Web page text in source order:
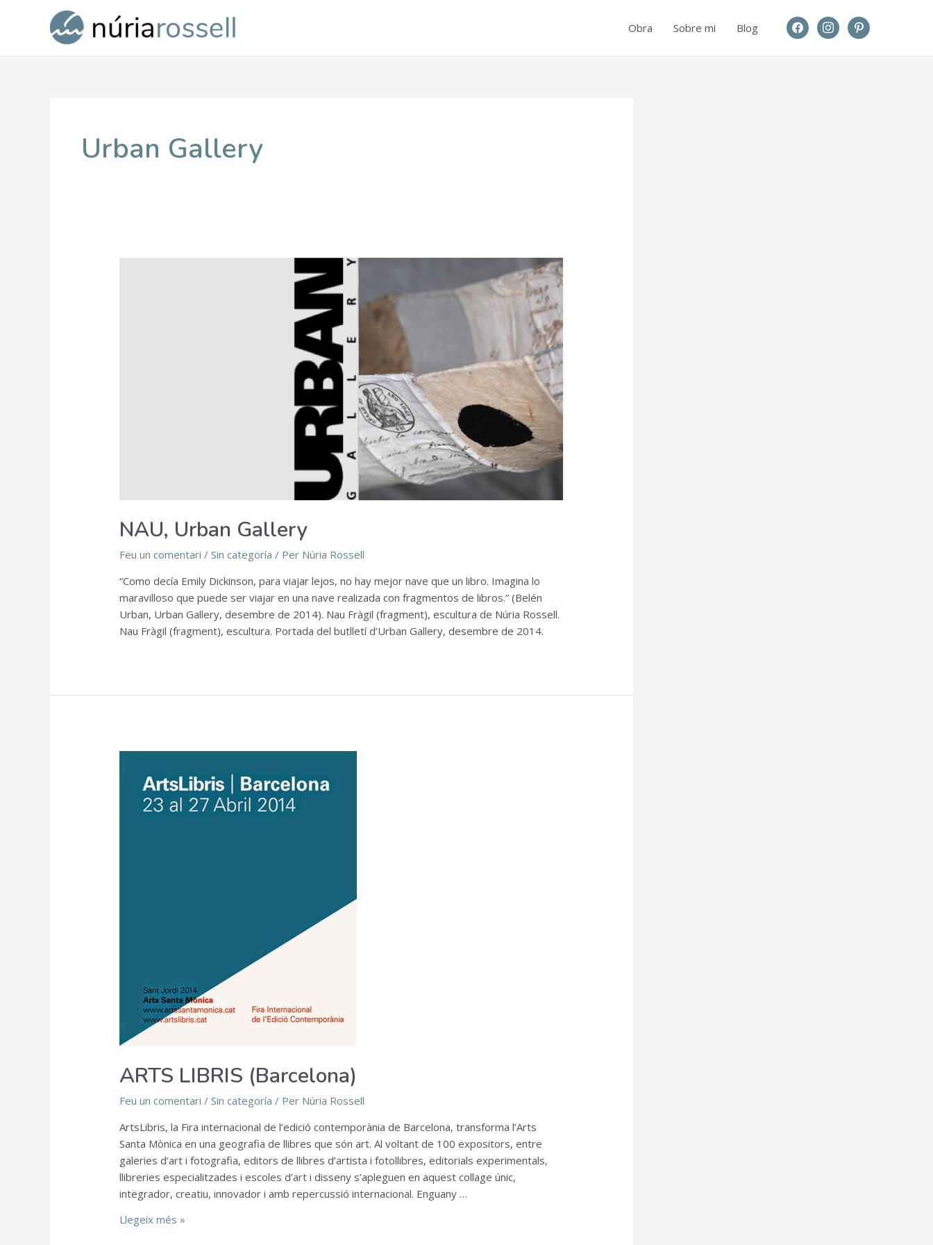
Obra Sobre mi Blog
Urban Gallery
NAU, Urban Gallery
Feu un comentari /Sin categoría / Per Núria Rossell
“Como decía Emily Dickinson, para viajar lejos, no hay mejor nave que un libro. Imagina lo
maravilloso que puede ser viajar en una nave realizada con fragmentos de libros.” (Belén
Urban, Urban Gallery, desembre de 2014). Nau Fràgil (fragment), escultura de Núria Rossell.
Nau Fràgil (fragment), escultura. Portada del butlletí d’Urban Gallery, desembre de 2014.
ARTS LIBRIS (Barcelona)
Feu un comentari /Sin categoría / Per Núria Rossell
ArtsLibris, la Fira internacional de l’edició contemporània de Barcelona, transforma l’Arts
Santa Mònica en una geografia de llibres que són art. Al voltant de 100 expositors, entre
galeries d’art i fotografia, editors de llibres d’artista i fotollibres, editorials experimentals,
llibreries especialitzades i escoles d’art i disseny s’apleguen en aquest collage únic,
integrador, creatiu, innovador i amb repercussió internacional. Enguany …
LIBRIS
(Barcelona)
Llegeix més »